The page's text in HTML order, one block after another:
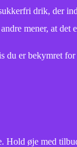
drik, der
mener, at
er bekymret for
øje med